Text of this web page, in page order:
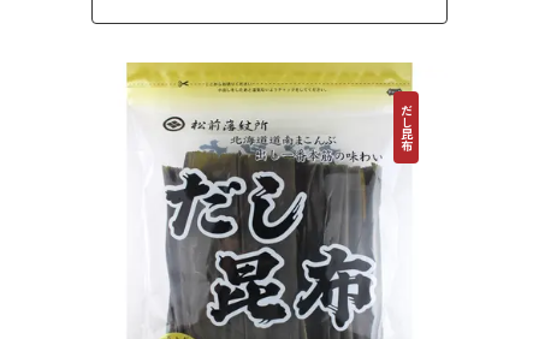
だし昆布